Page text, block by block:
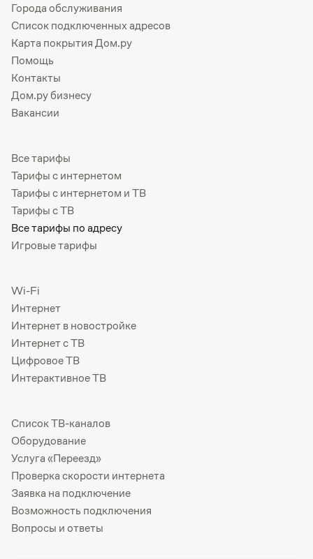
Города обслуживания
Список подключенных адресов
Карта покрытия Дом.ру
Помощь
Контакты
Дом.ру бизнесу
Вакансии
Все тарифы
Тарифы с интернетом
Тарифы с интернетом и ТВ
Тарифы с ТВ
Все тарифы по адресу
Игровые тарифы
Wi-Fi
Интернет
Интернет в новостройке
Интернет с ТВ
Цифровое ТВ
Интерактивное ТВ
Список ТВ-каналов
Оборудование
Услуга «Переезд»
Проверка скорости интернета
Заявка на подключение
Возможность подключения
Вопросы и ответы